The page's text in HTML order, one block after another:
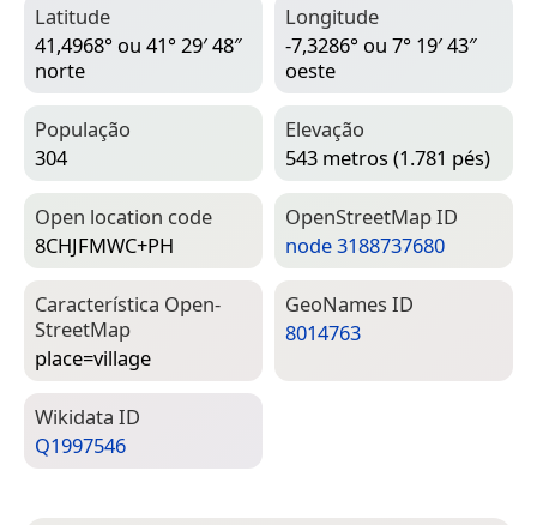
Latitude
41,4968° ou 41° 29′ 48″
norte
Longitude
-7,3286° ou 7° 19′ 43″
oeste
População
304
Elevação
543 metros (1.781 pés)
Open location code
8CHJFMWC+PH
Open­Street­Map ID
node 3188737680
Característica Open­
Street­Map
place=­village
Geo­Names ID
8014763
Wiki­data ID
Q1997546